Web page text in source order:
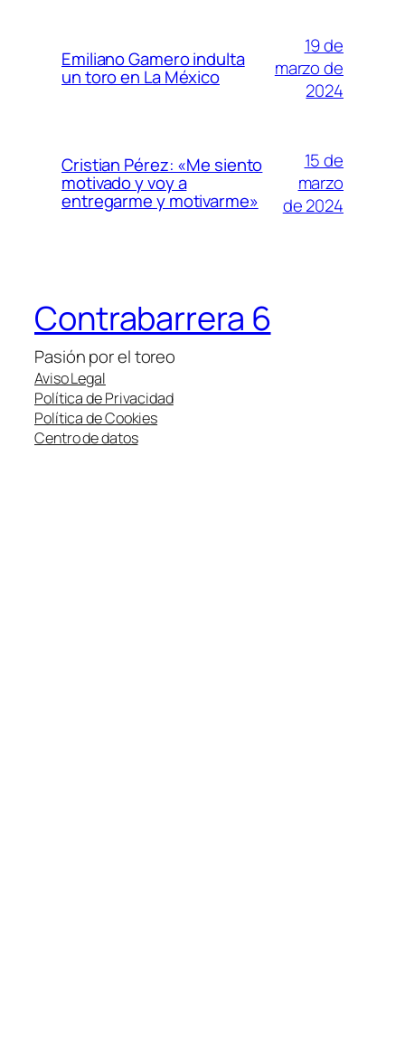
Emiliano Gamero indulta
un toro en La México
19 de
marzo de
2024
Cristian Pérez: «Me siento
motivado y voy a
entregarme y motivarme»
15 de
marzo
de 2024
Contrabarrera 6
Pasión por el toreo
Aviso Legal
Política de Privacidad
Política de Cookies
Centro de datos